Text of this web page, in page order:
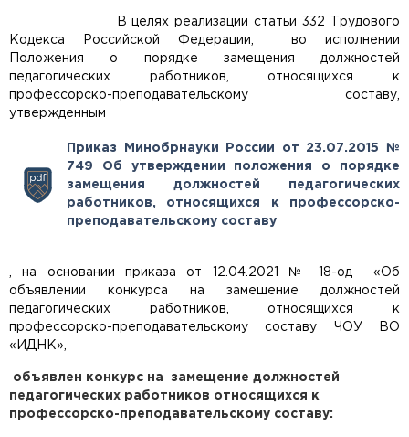
В целях реализации статьи 332 Трудового
Кодекса Российской Федерации, во исполнении
Положения о порядке замещения должностей
педагогических работников, относящихся к
профессорско-преподавательскому составу,
утвержденным
Приказ Минобрнауки России от 23.07.2015 №
749 Об утверждении положения о порядке
замещения должностей педагогических
работников, относящихся к профессорско-
преподавательскому составу
на основании приказа от 12.04.2021 № 18-од «Об
объявлении конкурса на замещение должностей
педагогических работников, относящихся к
профессорско-преподавательскому составу ЧОУ ВО
«ИДНК»,
объявлен конкурс на
замещение должностей
педагогических работников относящихся к
профессорско-преподавательскому составу: